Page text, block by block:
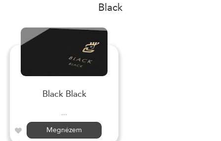
Black
Black Black
...
Megnézem